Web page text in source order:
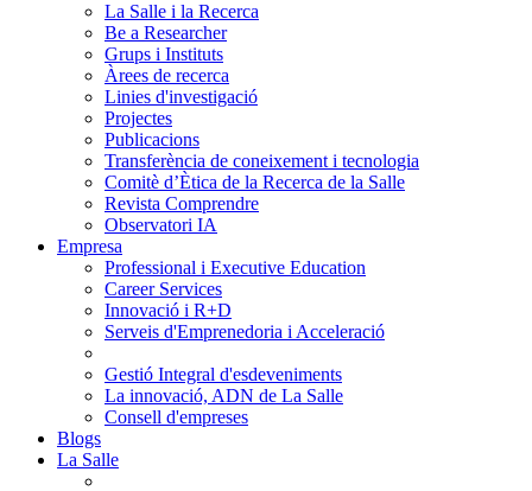
La Salle i la Recerca
Be a Researcher
Grups i Instituts
Àrees de recerca
Linies d'investigació
Projectes
Publicacions
Transferència de coneixement i tecnologia
Comitè d’Ètica de la Recerca de la Salle
Revista Comprendre
Observatori IA
Empresa
Professional i Executive Education
Career Services
Innovació i R+D
Serveis d'Emprenedoria i Acceleració
Gestió Integral d'esdeveniments
La innovació, ADN de La Salle
Consell d'empreses
Blogs
La Salle